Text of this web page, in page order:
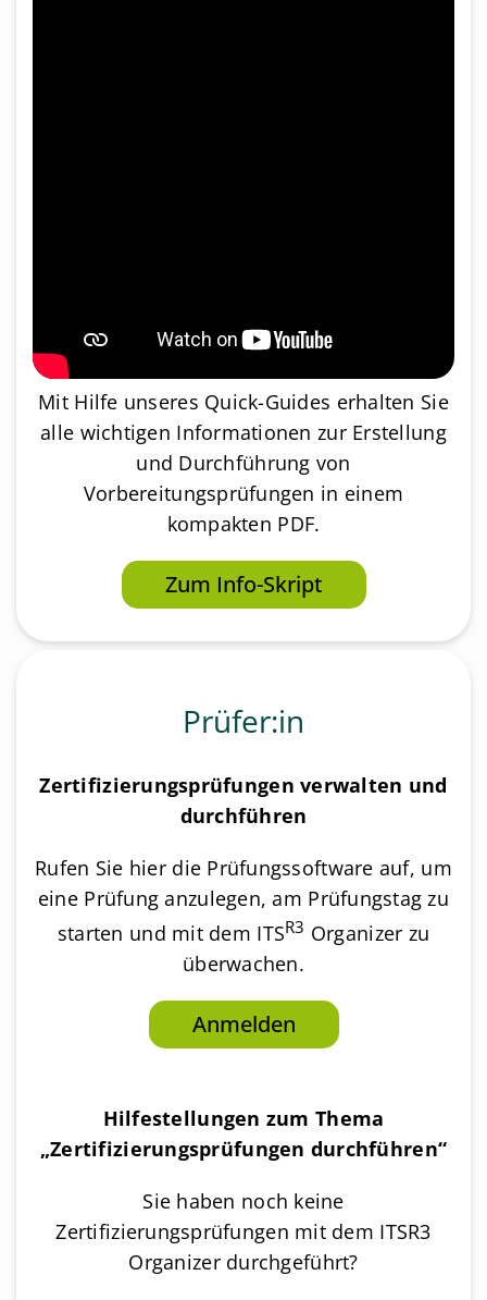
Mit Hilfe unseres Quick-Guides erhalten Sie
alle wichtigen Informationen zur Erstellung
und Durchführung von
Vorbereitungsprüfungen in einem
kompakten PDF.
Zum Info-Skript
Prüfer:in
Zertifizierungsprüfungen verwalten und
durchführen
Rufen Sie hier die Prüfungssoftware auf, um
eine Prüfung anzulegen, am Prüfungstag zu
starten und mit dem ITSR3 Organizer zu
überwachen.
Anmelden
Hilfestellungen zum Thema
„Zertifizierungsprüfungen durchführen“
Sie haben noch keine
Zertifizierungsprüfungen mit dem ITSR3
Organizer durchgeführt?